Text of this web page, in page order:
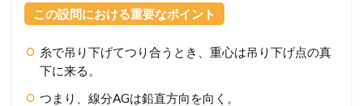
この設問における重要なポイント
糸で吊り下げてつり合うとき、重心は吊り下げ点の真
下に来る。
つまり、線分AGは鉛直方向を向く。